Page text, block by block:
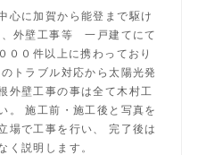
心に加賀から能登まで駆け
外壁工事等 一戸建てにて
００件以上に携わっており
トラブル対応から太陽光発
外壁工事の事は全て木村工
。 施工前・施工後と写真を
場で工事を行い、 完了後は
く説明します。